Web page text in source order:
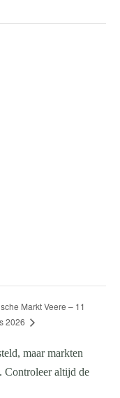
Markt Veere – 11
2026
maar markten
Controleer altijd de